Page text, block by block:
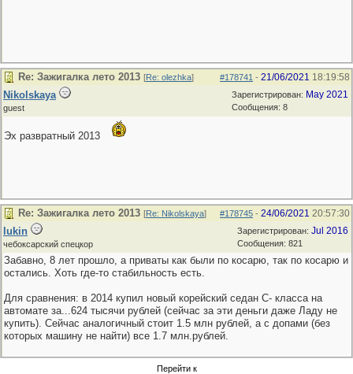
#178741 - 21/06/2021 18:19:58
Re: Зажигалка лето 2013 [Re: olezhka]
Зарегистрирован: May 2021
Сообщения: 8
Nikolskaya
guest
Эх развратный 2013
#178745 - 24/06/2021 20:57:30
Re: Зажигалка лето 2013 [Re: Nikolskaya]
Зарегистрирован: Jul 2016
Сообщения: 821
lukin
чебоксарский спецкор
Забавно, 8 лет прошло, а приваты как были по косарю, так по косарю и
остались. Хоть где-то стабильность есть.
Для сравнения: в 2014 купил новый корейский седан С- класса на
автомате за...624 тысячи рублей (сейчас за эти деньги даже Ладу не
купить). Сейчас аналогичный стоит 1.5 млн рублей, а с допами (без
которых машину не найти) все 1.7 млн.рублей.
Перейти к